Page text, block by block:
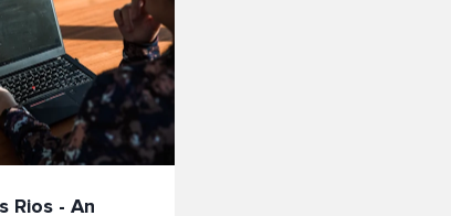
Rios - An